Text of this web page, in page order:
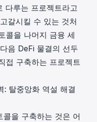
다루는 프로젝트라고
갈시킬 수 있는 것처
콜을 나머지 금융 세
음 DeFi 물결의 선두
접 구축하는 프로젝트
: 탈중앙화 역설 해결
을 구축하는 것은 어